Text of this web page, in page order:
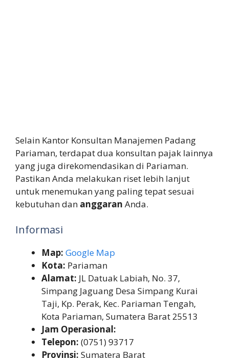
Selain Kantor Konsultan Manajemen Padang
Pariaman, terdapat dua konsultan pajak lainnya
yang juga direkomendasikan di Pariaman.
Pastikan Anda melakukan riset lebih lanjut
untuk menemukan yang paling tepat sesuai
kebutuhan dan anggaran Anda.
Informasi
Map: Google Map
Kota: Pariaman
Alamat: JL Datuak Labiah, No. 37,
Simpang Jaguang Desa Simpang Kurai
Taji, Kp. Perak, Kec. Pariaman Tengah,
Kota Pariaman, Sumatera Barat 25513
Jam Operasional:
Telepon: (0751) 93717
Provinsi: Sumatera Barat